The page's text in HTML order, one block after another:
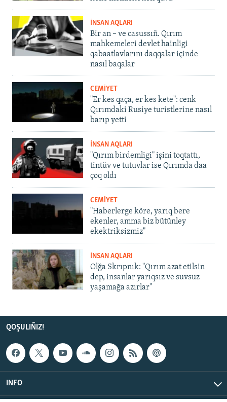
İNSAN AQLARI
Bir an – ve casussıñ. Qırım
mahkemeleri devlet hainligi
qabaatlavlarını daqqalar içinde
nasıl baqalar
CEMİYET
"Er kes qaça, er kes kete": cenk
Qırımdaki Rusiye turistlerine nasıl
barıp yetti
İNSAN AQLARI
"Qırım birdemligi" işini toqtattı,
tintüv ve tutuvlar ise Qırımda daa
çoq oldı
CEMİYET
"Haberlerge köre, yarıq bere
ekenler, amma biz bütünley
ekektriksizmiz"
İNSAN AQLARI
Olğa Skrıpnık: "Qırım azat etilsin
dep, insanlar yarıqsız ve suvsuz
yaşamağa azırlar"
QOŞULIÑIZ!
INFO